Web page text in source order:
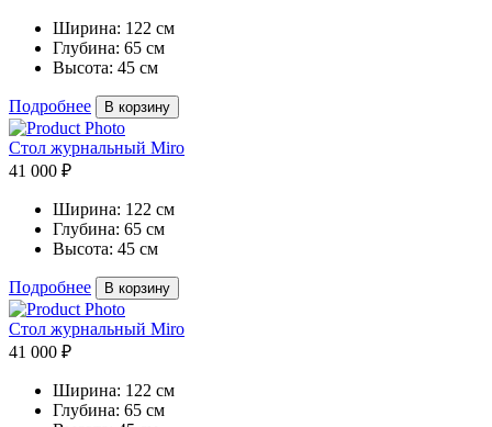
Ширина: 122 см
Глубина: 65 см
Высота: 45 см
Подробнее В корзину
Стол журнальный Miro
41 000 ₽
Ширина: 122 см
Глубина: 65 см
Высота: 45 см
Подробнее В корзину
Стол журнальный Miro
41 000 ₽
Ширина: 122 см
Глубина: 65 см